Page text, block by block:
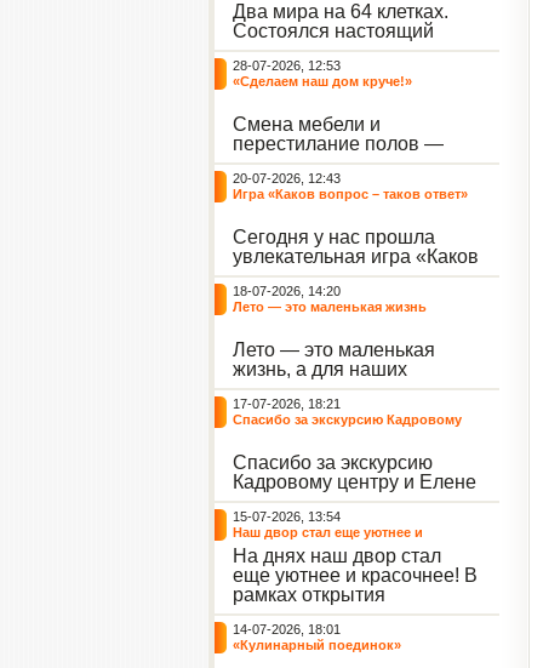
Два мира на 64 клетках.
Состоялся настоящий
интеллектуальный
праздник — турнир по
шахматам и шашкам.
небывалый ажиотаж среди
воспитанников, превратив
тихие залы центра в арену
напряжённых поединков,
громких аплодисментов и
жарких обсуждений.
28-07-2026, 12:53
«Сделаем наш дом круче!»
Смена мебели и
перестилание полов —
дело рук профессионалов.
А вот создание настоящего
домашнего уюта — задача
этой неделе ребята взяли
инициативу в свои руки и
устроили масштабную
генеральную уборку
жилого корпуса.
20-07-2026, 12:43
Игра «Каков вопрос – таков ответ»
Сегодня у нас прошла
увлекательная игра «Каков
вопрос – таков ответ»,
которая собрала самых
любознательных
игры выступил наш
воспитанник - Константин
Н., который по праву носит
звание самого читающего
и эрудированного
участника наших
мероприятий.
18-07-2026, 14:20
Лето — это маленькая жизнь
Лето — это маленькая
жизнь, а для наших
воспитанниц оно
наполнено открытиями. В
один из теплых дней мы
пластилин, книги и конечно
же телефоны, чтобы
отправиться на небольшую
цветочную охоту в
ближайший луг.
17-07-2026, 18:21
Спасибо за экскурсию Кадровому
Спасибо за экскурсию
Кадровому центру и Елене
Романовне за тёплую
встречу.
15-07-2026, 13:54
Наш двор стал еще уютнее и
красочнее!
На днях наш двор стал
еще уютнее и красочнее! В
рамках открытия
Социальной гостиной
нашего Центра, перед
воспитанниками была
14-07-2026, 18:01
«Кулинарный поединок»